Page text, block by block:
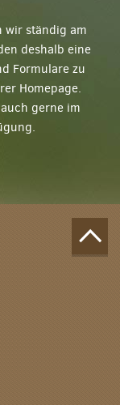
wir ständig am
deshalb eine
Formulare zu
Homepage.
gerne im